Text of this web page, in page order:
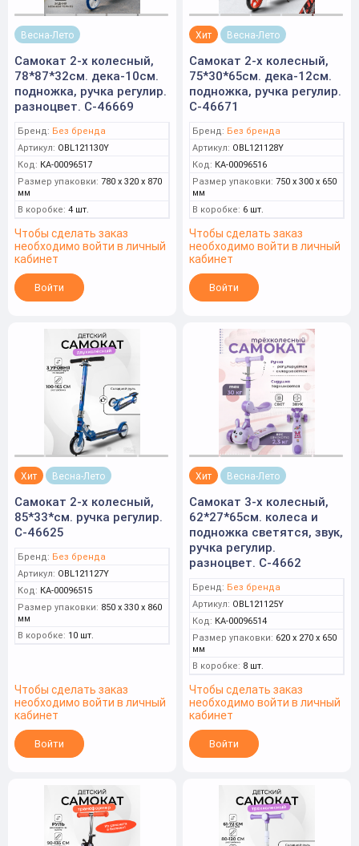
Весна-Лето
Самокат 2-х колесный,
78*87*32см. дека-10см.
подножка, ручка регулир.
разноцвет. С-46669
Бренд: Без бренда
Артикул: OBL121130Y
Код: КА-00096517
Размер упаковки: 780 x 320 x 870
мм
В коробке: 4 шт.
Чтобы сделать заказ
необходимо войти в личный
кабинет
Войти
Хит Весна-Лето
Самокат 2-х колесный,
75*30*65см. дека-12см.
подножка, ручка регулир.
С-46671
Бренд: Без бренда
Артикул: OBL121128Y
Код: КА-00096516
Размер упаковки: 750 x 300 x 650
мм
В коробке: 6 шт.
Чтобы сделать заказ
необходимо войти в личный
кабинет
Войти
Хит Весна-Лето
Самокат 2-х колесный,
85*33*см. ручка регулир.
С-46625
Бренд: Без бренда
Артикул: OBL121127Y
Код: КА-00096515
Размер упаковки: 850 x 330 x 860
мм
В коробке: 10 шт.
Чтобы сделать заказ
необходимо войти в личный
кабинет
Войти
Хит Весна-Лето
Самокат 3-х колесный,
62*27*65см. колеса и
подножка светятся, звук,
ручка регулир.
разноцвет. С-4662
Бренд: Без бренда
Артикул: OBL121125Y
Код: КА-00096514
Размер упаковки: 620 x 270 x 650
мм
В коробке: 8 шт.
Чтобы сделать заказ
необходимо войти в личный
кабинет
Войти